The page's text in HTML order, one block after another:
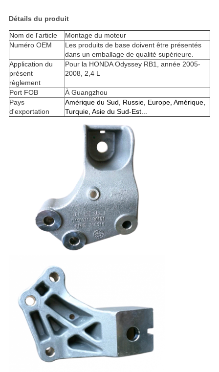
Détails du produit
Nom de l'article
Montage du moteur
Numéro OEM
Les produits de base doivent être présentés
dans un emballage de qualité supérieure.
Application du
présent
règlement
Pour la HONDA Odyssey RB1, année 2005-
2008, 2,4 L
Port FOB
À Guangzhou
Pays
d'exportation
Amérique du Sud, Russie, Europe, Amérique,
Turquie, Asie du Sud-Est...